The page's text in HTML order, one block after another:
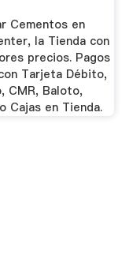
Cementos en
la Tienda con
precios. Pagos
Tarjeta Débito,
CMR, Baloto,
Cajas en Tienda.